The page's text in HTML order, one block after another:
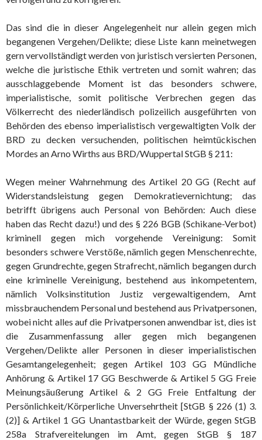
Das sind die in dieser Angelegenheit nur allein gegen mich
begangenen Vergehen/Delikte; diese Liste kann meinetwegen
gern vervollständigt werden von juristisch versierten Personen,
welche die juristische Ethik vertreten und somit wahren; das
ausschlaggebende Moment ist das besonders schwere,
imperialistische, somit politische Verbrechen gegen das
Völkerrecht des niederländisch polizeilich ausgeführten von
Behörden des ebenso imperialistisch vergewaltigten Volk der
BRD zu decken versuchenden, politischen heimtückischen
Mordes an Arno Wirths aus BRD/Wuppertal StGB § 211:
Wegen meiner Wahrnehmung des Artikel 20 GG (Recht auf
Widerstandsleistung gegen Demokratievernichtung; das
betrifft übrigens auch Personal von Behörden: Auch diese
haben das Recht dazu!) und des § 226 BGB (Schikane-Verbot)
kriminell gegen mich vorgehende Vereinigung: Somit
besonders schwere Verstöße, nämlich gegen Menschenrechte,
gegen Grundrechte, gegen Strafrecht, nämlich begangen durch
eine kriminelle Vereinigung, bestehend aus inkompetentem,
nämlich Volksinstitution Justiz vergewaltigendem, Amt
missbrauchendem Personal und bestehend aus Privatpersonen,
wobei nicht alles auf die Privatpersonen anwendbar ist, dies ist
die Zusammenfassung aller gegen mich begangenen
Vergehen/Delikte aller Personen in dieser imperialistischen
Gesamtangelegenheit; gegen Artikel 103 GG Mündliche
Anhörung & Artikel 17 GG Beschwerde & Artikel 5 GG Freie
Meinungsäußerung Artikel & 2 GG Freie Entfaltung der
Persönlichkeit/Körperliche Unversehrtheit [StGB § 226 (1) 3.
(2)] & Artikel 1 GG Unantastbarkeit der Würde, gegen StGB
258a Strafvereitelungen im Amt, gegen StGB § 187